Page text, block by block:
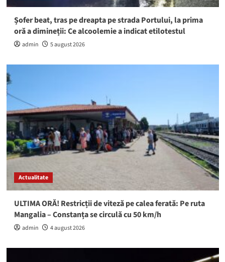
Șofer beat, tras pe dreapta pe strada Portului, la prima
oră a dimineții: Ce alcoolemie a indicat etilotestul
admin 5 august 2026
Actualitate
ULTIMA ORĂ! Restricții de viteză pe calea ferată: Pe ruta
Mangalia – Constanța se circulă cu 50 km/h
admin 4 august 2026